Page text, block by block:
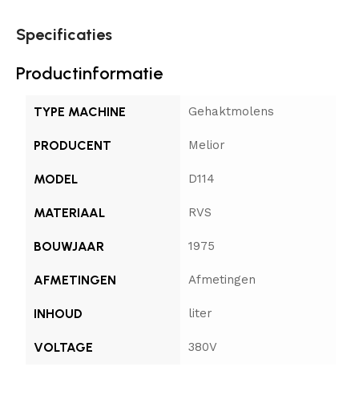
Specificaties
Productinformatie
TYPE MACHINE Gehaktmolens
PRODUCENT Melior
MODEL D114
MATERIAAL RVS
BOUWJAAR 1975
AFMETINGEN Afmetingen
INHOUD liter
VOLTAGE 380V